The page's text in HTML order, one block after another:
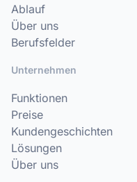
Ablauf
Über uns
Berufsfelder
Unternehmen
Funktionen
Preise
Kundengeschichten
Lösungen
Über uns